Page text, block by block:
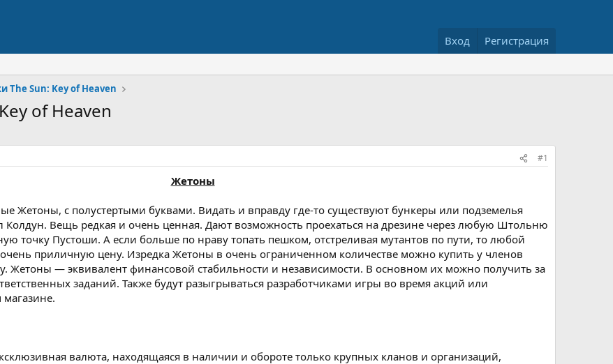
Вход Регистрация
The Sun: Key of Heaven
of Heaven
#1
Жетоны
Жетоны, с полустертыми буквами. Видать и вправду где-то существуют бункеры или подземелья
Колдун. Вещь редкая и очень ценная. Дают возможность проехаться на дрезине через любую Штольню
точку Пустоши. А если больше по нраву топать пешком, отстреливая мутантов по пути, то любой
очень приличную цену. Изредка Жетоны в очень ограниченном количестве можно купить у членов
Жетоны — эквивалент финансовой стабильности и независимости. В основном их можно получить за
заданий. Также будут разыгрываться разработчиками игры во время акций или
валюта, находящаяся в наличии и обороте только крупных кланов и организаций,